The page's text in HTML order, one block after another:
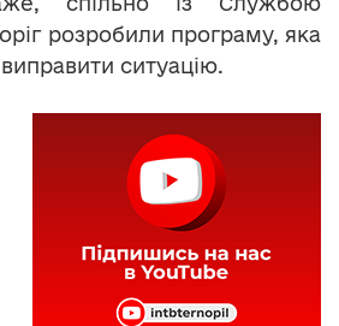
розробили програму, яка
ситуацію.